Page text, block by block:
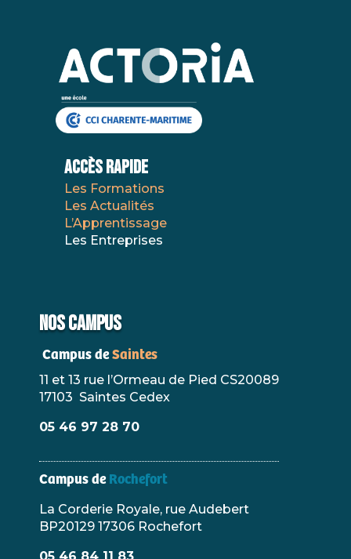
AccÈs Rapide
Les Formations
Les Actualités
L’Apprentissage
Les Entreprises
NOS CAMPUS
Campus deSaintes
11 et 13 rue l’Ormeau de Pied CS20089
17103 Saintes Cedex
05 46 97 28 70
Campus de Rochefort
La Corderie Royale, rue Audebert
BP20129 17306 Rochefort